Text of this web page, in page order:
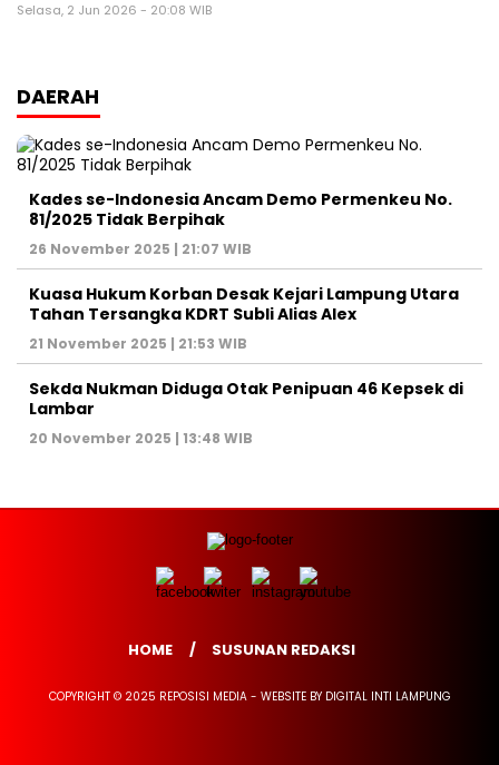
Selasa, 2 Jun 2026 - 20:08 WIB
DAERAH
Kades se-Indonesia Ancam Demo Permenkeu No.
81/2025 Tidak Berpihak
26 November 2025 | 21:07 WIB
Kuasa Hukum Korban Desak Kejari Lampung Utara
Tahan Tersangka KDRT Subli Alias Alex
21 November 2025 | 21:53 WIB
Sekda Nukman Diduga Otak Penipuan 46 Kepsek di
Lambar
20 November 2025 | 13:48 WIB
HOME SUSUNAN REDAKSI
COPYRIGHT © 2025 REPOSISI MEDIA - WEBSITE BY DIGITAL INTI LAMPUNG